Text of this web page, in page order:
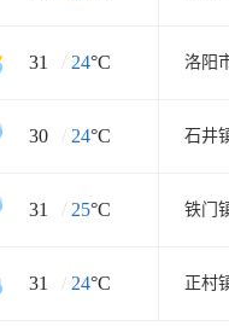
31 / 24°C
30 / 24°C 石井
31 / 25°C 铁门
31 / 24°C 正村